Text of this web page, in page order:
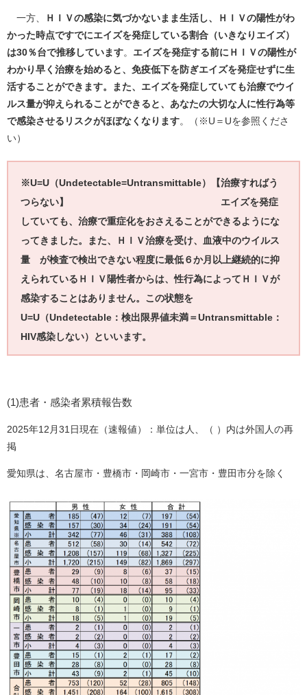
一方、
ＨＩＶの感染に気づかないまま生活し、ＨＩＶの陽性がわ
かった時点ですでにエイズを発症している割合（いきなりエイズ）
は30％台で推移しています。 エイズを発症する前にＨＩＶの陽性が
わかり早く治療を始めると、免疫低下を防ぎエイズを発症せずに生
活することができます。また、エイズを発症していても治療でウイ
ルス量が抑えられることができると、あなたの大切な人に性行為等
で感染させるリスクがほぼなくなります。（※U＝Uを参照くださ
い）
※U=U（Undetectable=Untransmittable）【治療すればう
つらない】
エイズを発症
していても、治療で重症化をおさえることができるようにな
ってきました。また、ＨＩＶ治療を受け、血液中のウイルス
量 が検査で検出できない程度に最低６か月以上継続的に抑
えられているＨＩＶ陽性者からは、性行為によってＨＩＶが
感染することはありません。この状態を
U=U（Undetectable：検出限界値未満＝Untransmittable：
HIV感染しない）といいます。
(1)患者・感染者累積報告数​​
2025年12月31日現在（速報値）：単位は人、（ ）内は外国人の再
掲
​愛知県は、名古屋市・豊橋市・岡崎市・一宮市・豊田市分を除く